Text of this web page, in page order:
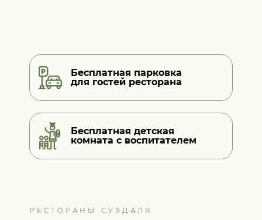
Бесплатная парковка
для гостей ресторана
Бесплатная детская
комната с воспитателем
РЕСТОРАНЫ СУЗДАЛЯ